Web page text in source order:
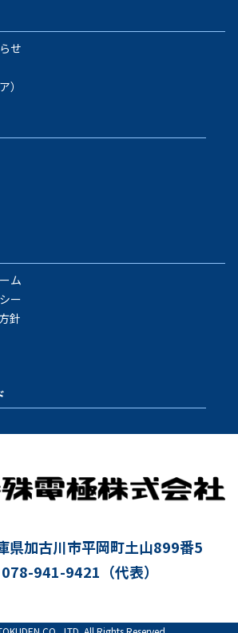
せ
）
ム
ー
針
県加古川市平岡町土山899番5
941-9421（代表）